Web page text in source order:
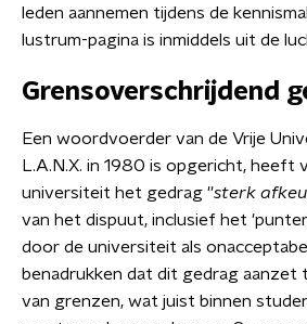
leden aannemen tijdens de
lustrum-pagina is inmiddels uit de
Grensoverschrijdend
Een woordvoerder van de Vrije
L.A.N.X. in 1980 is opgericht, heeft
universiteit het gedrag ''sterk
van het dispuut, inclusief het
door de universiteit als
benadrukken dat dit gedrag
van grenzen, wat juist binnen